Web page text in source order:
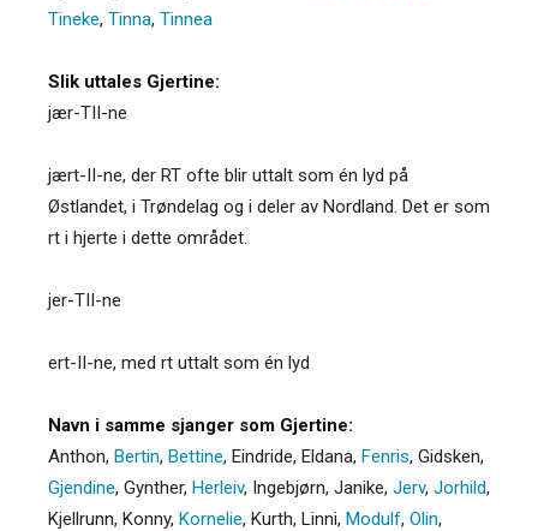
Tineke, Tinna, Tinnea
Slik uttales Gjertine:
jær-TII-ne
jært-II-ne, der RT ofte blir uttalt som én lyd på
Østlandet, i Trøndelag og i deler av Nordland. Det er som
rt i hjerte i dette området.
jer-TII-ne
ert-II-ne, med rt uttalt som én lyd
Navn i samme sjanger som Gjertine:
Anthon, Bertin, Bettine, Eindride, Eldana, Fenris, Gidsken,
Gjendine, Gynther, Herleiv, Ingebjørn, Janike, Jerv, Jorhild,
Kjellrunn, Konny, Kornelie, Kurth, Linni, Modulf, Olin,